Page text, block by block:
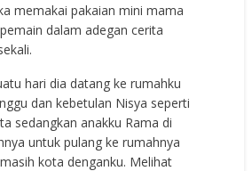
memakai pakaian mini mama
dalam adegan cerita
hari dia datang ke rumahku
dan kebetulan Nisya seperti
sedangkan anakku Rama di
untuk pulang ke rumahnya
kota denganku. Melihat